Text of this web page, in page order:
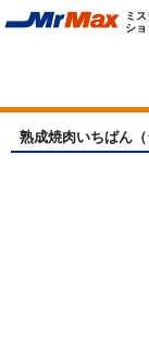
ミ
シ
ロ
メ
ュ
熟成焼肉いちばん（